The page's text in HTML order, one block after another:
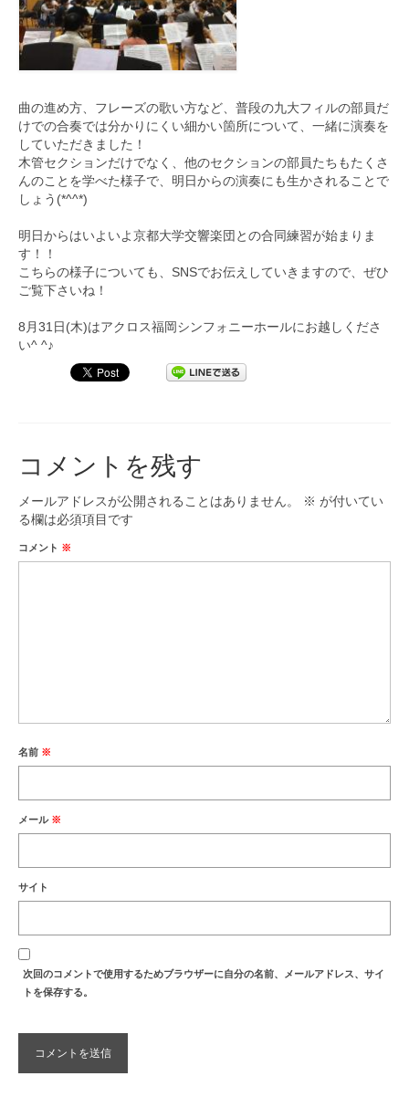
曲の進め方、フレーズの歌い方など、 普段の九大フィルの部員だ
けでの合奏では分かりにくい細かい箇所について、一緒に演奏を
していただきました！
木管セクションだけでなく、 他のセクションの部員たちもたくさ
んのことを学べた様子で、 明日からの演奏にも生かされることで
しょう(*^^*)
明日からはいよいよ京都大学交響楽団との合同練習が始まりま
す！
！
こちらの様子についても、SNSでお伝えしていきますので、 ぜひ
ご覧下さいね！
8月31日(木)はアクロス福岡シンフォニーホールにお越しくださ
い^ ^♪
コメントを残す
メールアドレスが公開されることはありません。 ※ が付いてい
る欄は必須項目です
コメント ※
名前 ※
メール ※
サイト
次回のコメントで使用するためブラウザーに自分の名前、メールアドレス、サイ
トを保存する。